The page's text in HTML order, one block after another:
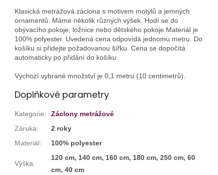
Klasická metrážová záclona s motivem motýlů a jemných
ornamentů. Máme několik různých výšek. Hodí se do
obývacího pokoje, ložnice nebo dětského pokoje.Materiál je
100% polyester. Uvedená cena odpovídá jednomu metru. Do
košíku si přidejte požadovanou šířku. Cena se dopočítá
automaticky po přidání do košíku.
Výchozí vybrané množství je 0,1 metru (10 centimetrů).
Doplňkové parametry
Kategorie:
Záclony metrážové
Záruka:
2 roky
Materiál: 100% polyester
Výška:
120 cm, 140 cm, 160 cm, 180 cm, 250 cm, 60
cm, 40 cm